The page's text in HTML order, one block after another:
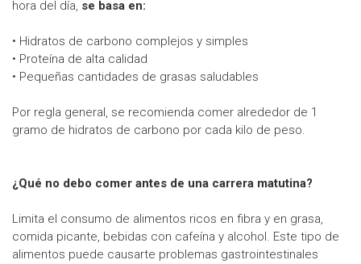
hora del día, se basa en:
• Hidratos de carbono complejos y simples
• Proteína de alta calidad
• Pequeñas cantidades de grasas saludables
Por regla general, se recomienda comer alrededor de 1
gramo de hidratos de carbono por cada kilo de peso.
¿Qué no debo comer antes de una carrera matutina?
Limita el consumo de alimentos ricos en fibra y en grasa,
comida picante, bebidas con cafeína y alcohol. Este tipo de
alimentos puede causarte problemas gastrointestinales